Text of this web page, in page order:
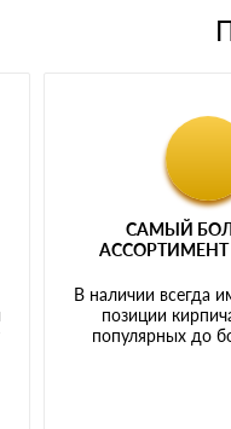
САМЫЙ
В наличии всегда
позиции
популярных до